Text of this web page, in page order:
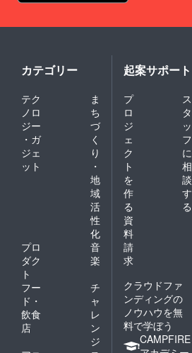
カテゴリー
テク
ノロ
ジー
・ガ
ジェ
ット
ま
ち
づ
く
り
・
地
域
活
性
化
プロ
ダク
ト
音
楽
フー
ド・
飲食
店
チ
ャ
レ
ン
ジ
起案サポート
プ
ロ
ジ
ェ
ク
ト
を
作
る
ス
タ
ッ
フ
に
相
談
す
る
資
料
請
求
クラウドファ
ンディングの
ノウハウを無
料で学ぼう
CAMPFIRE